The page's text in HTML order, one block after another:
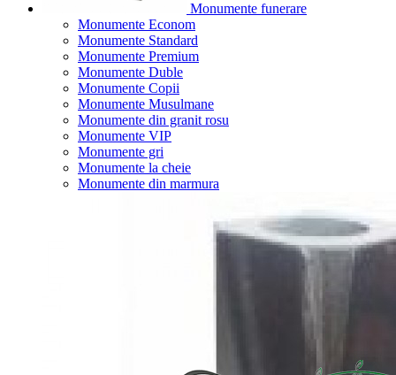
Monumente funerare
Monumente Econom
Monumente Standard
Monumente Premium
Monumente Duble
Monumente Copii
Monumente Musulmane
Monumente din granit rosu
Monumente VIP
Monumente gri
Monumente la cheie
Monumente din marmura